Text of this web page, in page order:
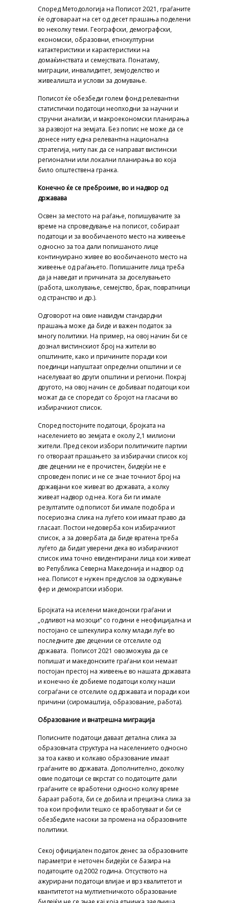
Според Методологија на Пописот 2021, граѓаните
ќе одговараат на сет од десет прашања поделени
во неколку теми. Географски, демографски,
економски, образовни, етнокултурни
катактеристики и карактеристики на
домаќинствата и семејствата. Понатаму,
миграции, инвалидитет, земјоделство и
живеалишта и услови за домување.
Пописот ќе обезбеди голем фонд релевантни
статистички податоци неопходни за научни и
стручни анализи, и макроекономски планирања
за развојот на земјата. Без попис не може да се
донесе ниту една релевантна национална
стратегија, ниту пак да се направат вистински
регионални или локални планирања во која
било општествена гранка.
Конечно ќе се преброиме, во и надвор од
државава
Освен за местото на раѓање, попишувачите за
време на спроведување на пописот, собираат
податоци и за вообичаеното место на живеење
односно за тоа дали попишаното лице
континуирано живее во вообичаеното место на
живеење од раѓањето. Попишаните лица треба
да ја наведат и причината за доселувањето
(работа, школување, семејство, брак, повратници
од странство и др.).
Одговорот на овие навидум стандардни
прашања може да биде и важен податок за
многу политики. На пример, на овој начин би се
дознал вистинскиот број на жители во
општините, како и причините поради кои
поединци напуштаат определни општини и се
населуваат во други општини и региони. Покрај
другото, на овој начин се добиваат податоци кои
можат да се споредат со бројот на гласачи во
избирачкиот список.
Според постојните податоци, бројката на
населението во земјата е околу 2,1 милиони
жители. Пред секои избори политичките партии
го отвораат прашањето за избирачки список кој
две децении не е прочистен, бидејќи не е
спроведен попис и не се знае точниот број на
државјани кое живеат во државата, а колку
живеат надвор од неа. Кога би ги имале
резултатите од пописот би имале подобра и
посериозна слика на луѓето кои имаат право да
гласаат. Постои недоверба кон избирачкиот
список, а за довербата да биде вратена треба
луѓето да бидат уверени дека во избирачкиот
список има точно евидентирани лица кои живеат
во Република Северна Македонија и надвор од
неа. Пописот е нужен предуслов за одржување
фер и демократски избори.
Бројката на иселени македонски граѓани и
„одливот на мозоци“ со години е неофицијална и
постојано се шпекулира колку млади луѓе во
последните две децении се отселиле од
државата. Пописот 2021 овозможува да се
попишат и македонските граѓани кои немаат
постојан престој на живеење во нашата државата
и конечно ќе добиеме податоци колку наши
сограѓани се отселиле од државата и поради кои
причини (сиромаштија, образование, работа).
Образование и внатрешна миграција
Пописните податоци даваат детална слика за
образовната структура на населението односно
за тоа какво и колкаво образование имаат
граѓаните во државата. Дополнително, доколку
овие податоци се вкрстат со податоците дали
граѓаните се вработени односно колку време
бараат работа, би се добила и прецизна слика за
тоа кои профили тешко се вработуваат и би се
обезбедиле насоки за промена на образовните
политики.
Секој официјален податок денес за образовните
параметри е неточен бидејќи се базира на
податоците од 2002 година. Отсуството на
ажурирани податоци влијае и врз квалитетот и
квантитетот на мултиетничкото образование